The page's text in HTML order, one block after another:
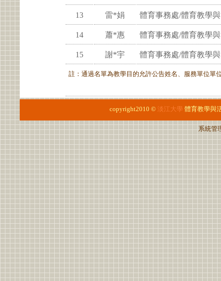
13 雷*娟 體育事務處/體育教學
14 蕭*惠 體育事務處/體育教學
15 謝*宇 體育事務處/體育教學
註：通過名單為教學目的允許公告姓名、服務單位單
copyright2010 © 淡江大學 體育教學與
系統管